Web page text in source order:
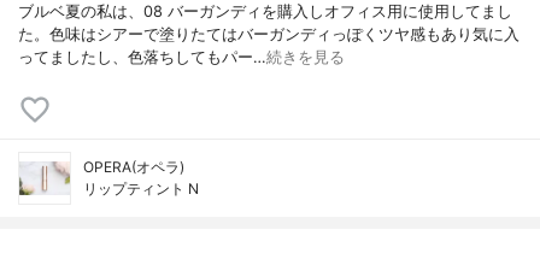
ブルベ夏の私は、08 バーガンディを購入しオフィス用に使用してまし
た。色味はシアーで塗りたてはバーガンディっぽくツヤ感もあり気に入
ってましたし、色落ちしてもパー…続きを見る
OPERA(オペラ)
リップティント N